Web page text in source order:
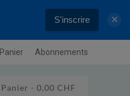
S'inscrire ✕
Panier Abonnements
Panier - 0,00 CHF